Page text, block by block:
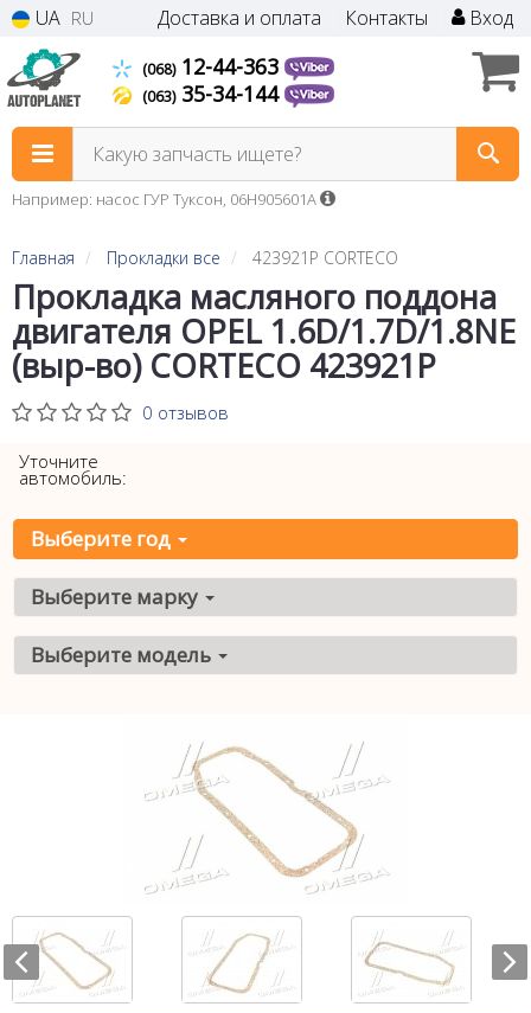
UA RU Доставка и оплата Контакты Вход
(068)12-44-363
(063)35-34-144
Какую запчасть ищете?
Например: насос ГУР Туксон, 06H905601A
Главная Прокладки все 423921P CORTECO
Прокладка масляного поддона
двигателя OPEL 1.6D/1.7D/1.8NE
(выр-во) CORTECO 423921P
0 отзывов
Уточните
автомобиль:
Выберите год
Выберите марку
Выберите модель